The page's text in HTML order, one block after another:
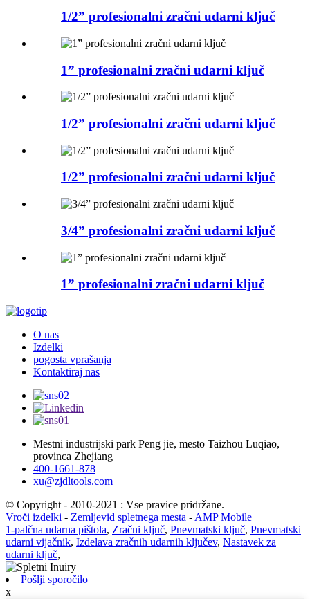
1/2” profesionalni zračni udarni ključ
1” profesionalni zračni udarni ključ
1/2” profesionalni zračni udarni ključ
1/2” profesionalni zračni udarni ključ
3/4” profesionalni zračni udarni ključ
1” profesionalni zračni udarni ključ
O nas
Izdelki
pogosta vprašanja
Kontaktiraj nas
Mestni industrijski park Peng jie, mesto Taizhou Luqiao,
provinca Zhejiang
400-1661-878
xu@zjdltools.com
© Copyright - 2010-2021 : Vse pravice pridržane.
Vroči izdelki - Zemljevid spletnega mesta - AMP Mobile
1-palčna udarna pištola, Zračni ključ, Pnevmatski ključ, Pnevmatski
udarni vijačnik, Izdelava zračnih udarnih ključev, Nastavek za
udarni ključ,
Pošlji sporočilo
x